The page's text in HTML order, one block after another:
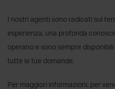
I nostri agenti sono radicati sul
esperienza, una profonda
operano e sono sempre
tutte le tue domande.
Per maggiori informazioni, per